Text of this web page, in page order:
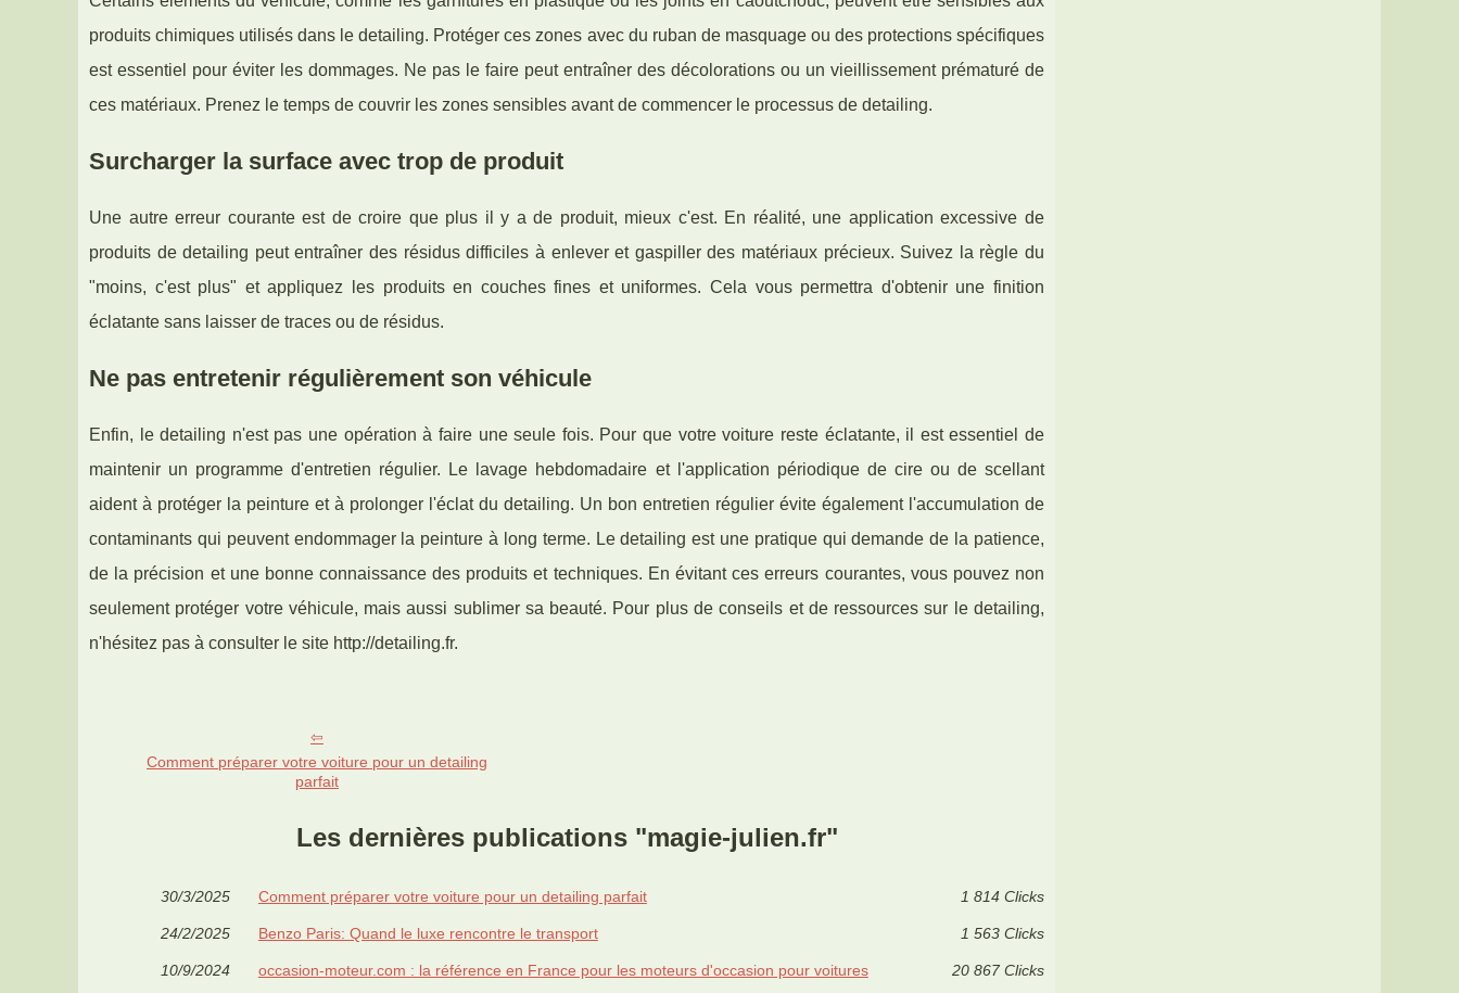
produits chimiques utilisés dans le detailing. Protéger ces zones avec du ruban de masquage ou des protections spécifiques
est essentiel pour éviter les dommages. Ne pas le faire peut entraîner des décolorations ou un vieillissement prématuré de
ces matériaux. Prenez le temps de couvrir les zones sensibles avant de commencer le processus de detailing.
Surcharger la surface avec trop de produit
Une autre erreur courante est de croire que plus il y a de produit, mieux c'est. En réalité, une application excessive de
produits de detailing peut entraîner des résidus difficiles à enlever et gaspiller des matériaux précieux. Suivez la règle du
"moins, c'est plus" et appliquez les produits en couches fines et uniformes. Cela vous permettra d'obtenir une finition
éclatante sans laisser de traces ou de résidus.
Ne pas entretenir régulièrement son véhicule
Enfin, le detailing n'est pas une opération à faire une seule fois. Pour que votre voiture reste éclatante, il est essentiel de
maintenir un programme d'entretien régulier. Le lavage hebdomadaire et l'application périodique de cire ou de scellant
aident à protéger la peinture et à prolonger l'éclat du detailing. Un bon entretien régulier évite également l'accumulation de
contaminants qui peuvent endommager la peinture à long terme. Le detailing est une pratique qui demande de la patience,
de la précision et une bonne connaissance des produits et techniques. En évitant ces erreurs courantes, vous pouvez non
seulement protéger votre véhicule, mais aussi sublimer sa beauté. Pour plus de conseils et de ressources sur le detailing,
n'hésitez pas à consulter le site http://detailing.fr.
Comment préparer votre voiture pour un detailing
parfait
Les dernières publications "magie-julien.fr"
30/3/2025 Comment préparer votre voiture pour un detailing parfait 1 814 Clicks
24/2/2025 Benzo Paris: Quand le luxe rencontre le transport 1 563 Clicks
10/9/2024 occasion-moteur.com : la référence en France pour les moteurs d'occasion pour voitures 20 867 Clicks